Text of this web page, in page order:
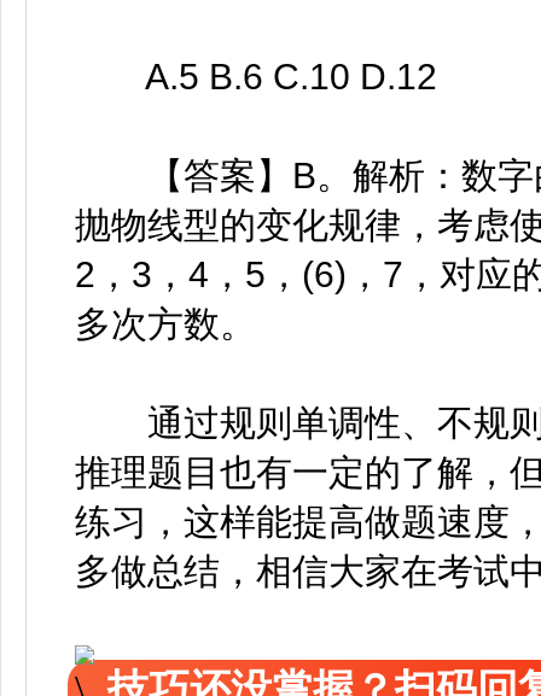
A.5 B.6 C.10 D.12
【答案】B。解析：数字
抛物线型的变化规律，考虑
2，3，4，5，(6)，7，对应
多次方数。
通过规则单调性、不规则
推理题目也有一定的了解，
练习，这样能提高做题速度
多做总结，相信大家在考试